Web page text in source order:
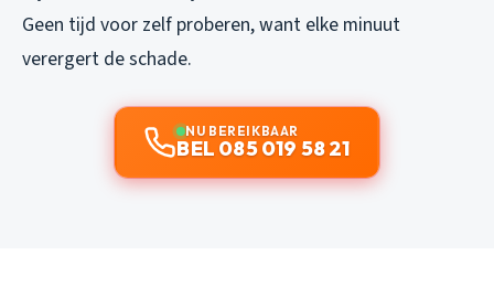
Geen tijd voor zelf proberen, want elke minuut
verergert de schade.
NU BEREIKBAAR
BEL 085 019 58 21